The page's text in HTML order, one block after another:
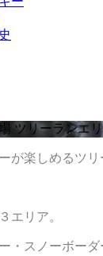
ツリーランエ
が楽しめるツ
エリア。
・スノーボーダ